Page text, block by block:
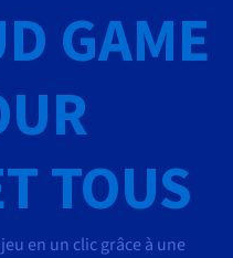
GAME
TOUS
en un clic grâce à une